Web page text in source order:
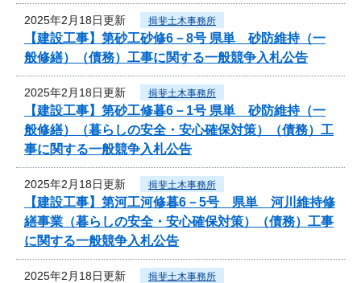
2025年2月18日更新 揖斐土木事務所
【建設工事】第砂工砂修6－8号 県単 砂防維持（一
般修繕）（債務）工事に関する一般競争入札公告
2025年2月18日更新 揖斐土木事務所
【建設工事】第砂工修暮6－1号 県単 砂防維持（一
般修繕）（暮らしの安全・安心確保対策）（債務）工
事に関する一般競争入札公告
2025年2月18日更新 揖斐土木事務所
【建設工事】第河工河修暮6－5号 県単 河川維持修
繕事業（暮らしの安全・安心確保対策）（債務）工事
に関する一般競争入札公告
2025年2月18日更新 揖斐土木事務所